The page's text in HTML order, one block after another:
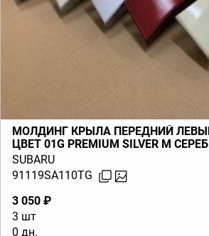
МОЛДИНГ КРЫЛА ПЕРЕДНИЙ ЛЕВЫЙ
ЦВЕТ 01G PREMIUM SILVER M
SUBARU
91119SA110TG
3 050 ₽
3 шт
0 дн.